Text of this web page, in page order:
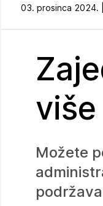
03. prosinca 2024. |
Možete